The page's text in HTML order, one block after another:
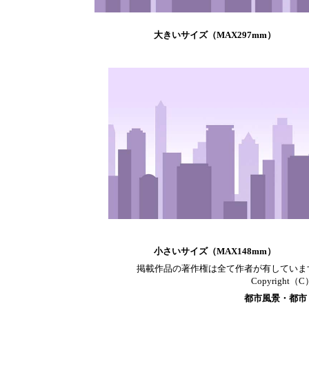
大きいサイズ（MAX297mm）
小さいサイズ（MAX148mm）
掲載作品の著作権は全て作者が有してい
Copyright（C
都市風景・都